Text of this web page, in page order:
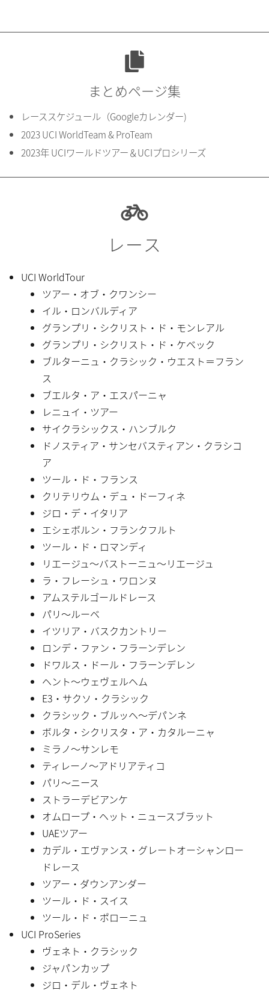
まとめページ集
レーススケジュール（Googleカレンダー)
2023 UCI WorldTeam & ProTeam
2023年 UCIワールドツアー＆UCIプロシリーズ
レース
UCI WorldTour
ツアー・オブ・クワンシー
イル・ロンバルディア
グランプリ・シクリスト・ド・モンレアル
グランプリ・シクリスト・ド・ケベック
ブルターニュ・クラシック・ウエスト＝フラン
ス
ブエルタ・ア・エスパーニャ
レニュイ・ツアー
サイクラシックス・ハンブルク
ドノスティア・サンセバスティアン・クラシコ
ア
ツール・ド・フランス
クリテリウム・デュ・ドーフィネ
ジロ・デ・イタリア
エシェボルン・フランクフルト
ツール・ド・ロマンディ
リエージュ〜バストーニュ〜リエージュ
ラ・フレーシュ・ワロンヌ
アムステルゴールドレース
パリ〜ルーベ
イツリア・バスクカントリー
ロンデ・ファン・フラーンデレン
ドワルス・ドール・フラーンデレン
ヘント〜ウェヴェルヘム
E3・サクソ・クラシック
クラシック・ブルッヘ〜デパンネ
ボルタ・シクリスタ・ア・カタルーニャ
ミラノ〜サンレモ
ティレーノ〜アドリアティコ
パリ〜ニース
ストラーデビアンケ
オムロープ・ヘット・ニュースブラット
UAEツアー
カデル・エヴァンス・グレートオーシャンロー
ドレース
ツアー・ダウンアンダー
ツール・ド・スイス
ツール・ド・ポローニュ
UCI ProSeries
ヴェネト・クラシック
ジャパンカップ
ジロ・デル・ヴェネト